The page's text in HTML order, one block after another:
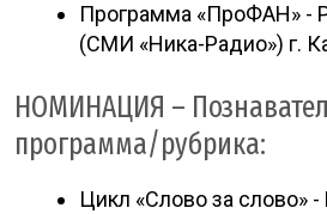
Программа «ПроФАН» -
(СМИ «Ника-Радио») г.
НОМИНАЦИЯ –
программа/рубрика:
Цикл «Слово за слово» -